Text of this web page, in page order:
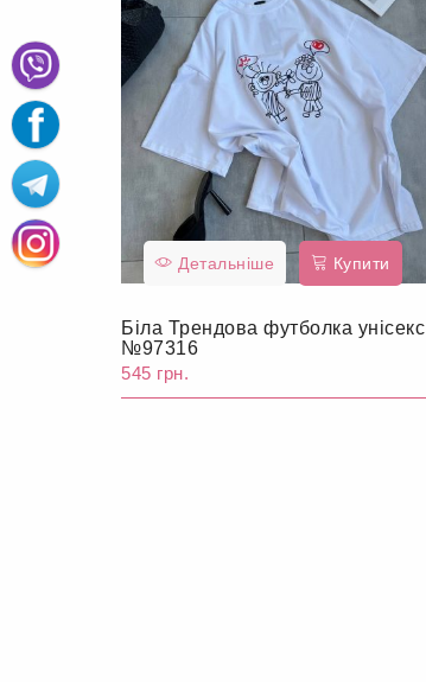
Детальніше Купити
Біла Трендова футболка унісекс
№97316
545 грн.